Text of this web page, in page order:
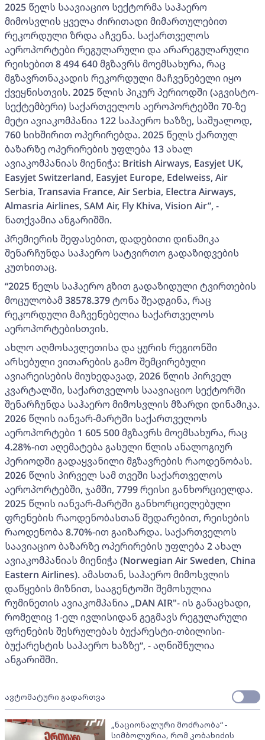
2025 წელს საავიაციო სექტორმა საჰაერო
მიმოსვლის ყველა ძირითადი მიმართულებით
რეკორდული ზრდა აჩვენა. საქართველოს
აეროპორტები რეგულარული და არარეგულარული
რეისებით 8 494 640 მგზავრს მოემსახურა, რაც
მგზავრთნაკადის რეკორდული მაჩვენებელი იყო
ქვეყნისთვის. 2025 წლის პიკურ პერიოდში (აგვისტო-
სექტემბერი) საქართველოს აეროპორტებში 70-ზე
მეტი ავიაკომპანია 122 საჰაერო ხაზზე, საშუალოდ,
760 სიხშირით ოპერირებდა. 2025 წელს ქართულ
ბაზარზე ოპერირების უფლება 13 ახალ
ავიაკომპანიას მიენიჭა: British Airways, Easyjet UK,
Easyjet Switzerland, Easyjet Europe, Edelweiss, Air
Serbia, Transavia France, Air Serbia, Electra Airways,
Almasria Airlines, SAM Air, Fly Khiva, Vision Air”, -
ნათქვამია ანგარიშში.
პრემიერის შეფასებით, დადებითი დინამიკა
შენარჩუნდა საჰაერო სატვირთო გადაზიდვების
კუთხითაც.
“2025 წელს საჰაერო გზით გადაზიდული ტვირთების
მოცულობამ 38578.379 ტონა შეადგინა, რაც
რეკორდული მაჩვენებელია საქართველოს
აეროპორტებისთვის.
ახლო აღმოსავლეთისა და ყურის რეგიონში
არსებული ვითარების გამო შემცირებული
ავიარეისების მიუხედავად, 2026 წლის პირველ
კვარტალში, საქართველოს საავიაციო სექტორში
შენარჩუნდა საჰაერო მიმოსვლის მზარდი დინამიკა.
2026 წლის იანვარ-მარტში საქართველოს
აეროპორტები 1 605 500 მგზავრს მოემსახურა, რაც
4.28%-ით აღემატება გასული წლის ანალოგიურ
პერიოდში გადაყვანილი მგზავრების რაოდენობას.
2026 წლის პირველ სამ თვეში საქართველოს
აეროპორტებში, ჯამში, 7799 რეისი განხორციელდა.
2025 წლის იანვარ-მარტში განხორციელებული
ფრენების რაოდენობასთან შედარებით, რეისების
რაოდენობა 8.70%-ით გაიზარდა. საქართველოს
საავიაციო ბაზარზე ოპერირების უფლება 2 ახალ
ავიაკომპანიას მიენიჭა (Norwegian Air Sweden, China
Eastern Airlines). ამასთან, საჰაერო მიმოსვლის
დაწყების მიზნით, სააგენტოში შემოსულია
რუმინეთის ავიაკომპანია „DAN AIR"- ის განაცხადი,
რომელიც 1-ელ ივლისიდან გეგმავს რეგულარული
ფრენების შესრულებას ბუქარესტი-თბილისი-
ბუქარესტის საჰაერო ხაზზე“, - აღნიშნულია
ანგარიშში.
ავტომატური გადართვა
„ნაციონალური მოძრაობა“ -
სიმბოლურია, რომ კობახიძის